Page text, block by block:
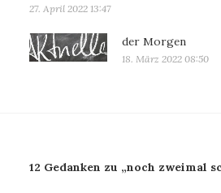
27. April 2022 13:47
der Morgen
18. März 2022 08:50
12 Gedanken zu „noch zweimal